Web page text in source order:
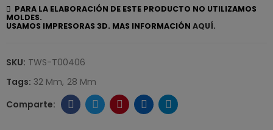
PARA LA ELABORACIÓN DE ESTE PRODUCTO NO UTILIZAMOS
MOLDES.
USAMOS IMPRESORAS 3D. MAS INFORMACIÓN AQUÍ.
SKU: TWS-T00406
Tags: 32 Mm 28 Mm